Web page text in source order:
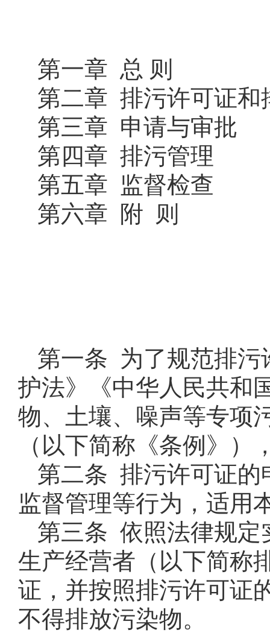
第一章 总 则
第二章 排污许可证和
第三章 申请与审批
第四章 排污管理
第五章 监督检查
第六章 附 则
第一条 为了规范排污
护法》《中华人民共和
物、土壤、噪声等专项
（以下简称《条例》）
第二条 排污许可证的
监督管理等行为，适用
第三条 依照法律规定
生产经营者（以下简称
证，并按照排污许可证
不得排放污染物。